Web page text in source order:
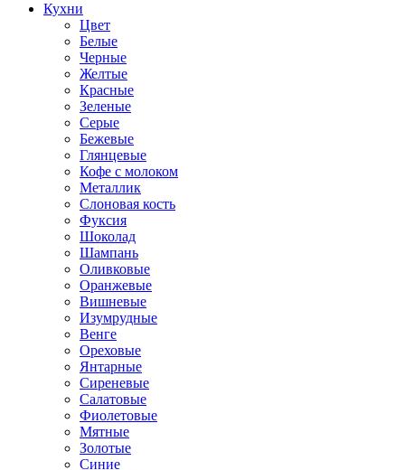
Кухни
Цвет
Белые
Черные
Желтые
Красные
Зеленые
Серые
Бежевые
Глянцевые
Кофе с молоком
Металлик
Слоновая кость
Фуксия
Шоколад
Шампань
Оливковые
Оранжевые
Вишневые
Изумрудные
Венге
Ореховые
Янтарные
Сиреневые
Салатовые
Фиолетовые
Мятные
Золотые
Синие